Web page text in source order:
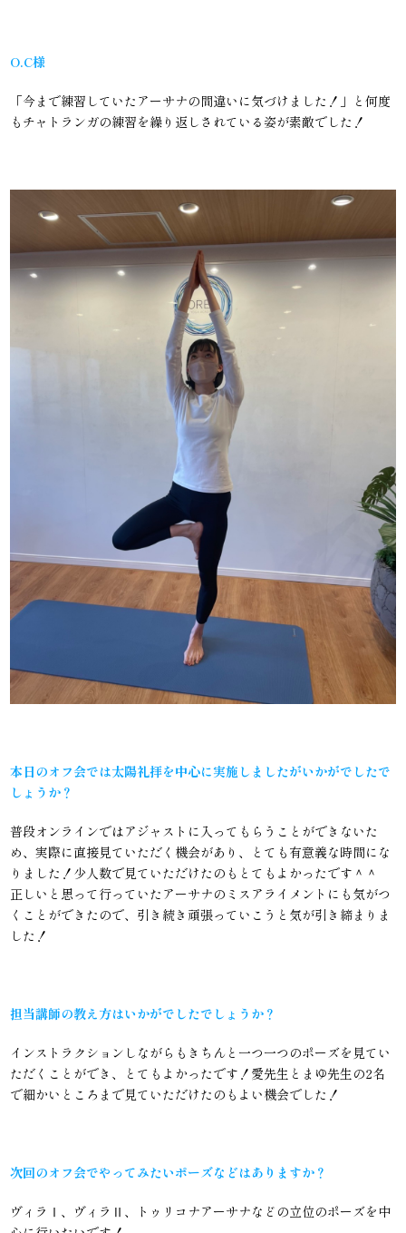
O.C様
「今まで練習していたアーサナの間違いに気づけました！」と何度
もチャトランガの練習を繰り返しされている姿が素敵でした！
本日のオフ会では太陽礼拝を中心に実施しましたがいかがでしたで
しょうか？
普段オンラインではアジャストに入ってもらうことができないた
め、実際に直接見ていただく機会があり、とても有意義な時間にな
りました！少人数で見ていただけたのもとてもよかったです＾＾
正しいと思って行っていたアーサナのミスアライメントにも気がつ
くことができたので、引き続き頑張っていこうと気が引き締まりま
した！
担当講師の教え方はいかがでしたでしょうか？
インストラクションしながらもきちんと一つ一つのポーズを見てい
ただくことができ、とてもよかったです！愛先生とまゆ先生の2名
で細かいところまで見ていただけたのもよい機会でした！
次回のオフ会でやってみたいポーズなどはありますか？
ヴィラⅠ、ヴィラⅡ、トゥリコナアーサナなどの立位のポーズを中